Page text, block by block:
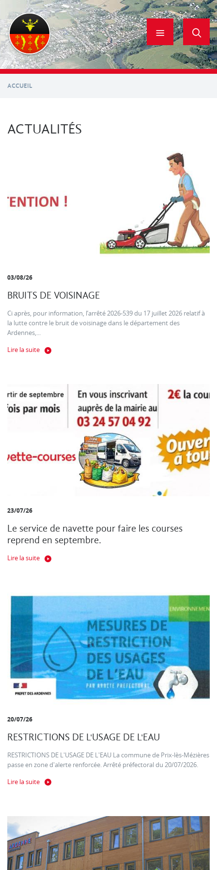
contenu
principal
ACCUEIL
ACTUALITÉS
03/08/26
BRUITS DE VOISINAGE
Ci après, pour information, l’arrêté 2026-539 du 17 juillet 2026 relatif à
la lutte contre le bruit de voisinage dans le département des
Ardennes,...
Lire la suite
23/07/26
Le service de navette pour faire les courses
reprend en septembre.
Lire la suite
20/07/26
RESTRICTIONS DE L'USAGE DE L'EAU
RESTRICTIONS DE L'USAGE DE L'EAU La commune de Prix-lès-Mézières
passe en zone d'alerte renforcée. Arrêté préfectoral du 20/07/2026.
Lire la suite